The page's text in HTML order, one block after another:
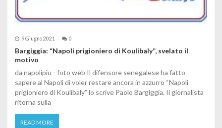
9 Giugno 2021 0
Bargiggia: “Napoli prigioniero di Koulibaly”, svelato il
motivo
da napolipiu - foto web Il difensore senegalese ha fatto
sapere al Napoli di voler restare ancora in azzurro “Napoli
prigioniero di Koulibaly” lo scrive Paolo Bargiggia. Il giornalista
ritorna sulla
READ MORE